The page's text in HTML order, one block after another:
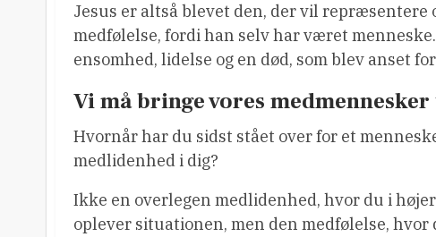
Jesus er altså blevet den, der vil repræsentere
medfølelse, fordi han selv har været
ensomhed, lidelse og en død, som blev anset
Vi må bringe vores medmennesker
Hvornår har du sidst stået over for et
medlidenhed i dig?
Ikke en overlegen medlidenhed, hvor du i
oplever situationen, men den medfølelse,